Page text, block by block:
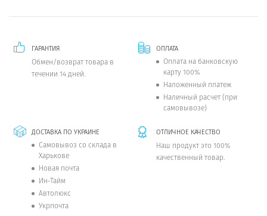
ГАРАНТИЯ
Обмен/возврат товара в
течении 14 дней.
ОПЛАТА
Оплата на банковскую
карту 100%
Наложенный платеж
Наличный расчет (при
самовывозе)
ДОСТАВКА ПО УКРАИНЕ
Самовывоз со склада в
Харькове
Новая почта
Ин-Тайм
Автолюкс
Укрпочта
ОТЛИЧНОЕ КАЧЕСТВО
Наш продукт это 100%
качественный товар.